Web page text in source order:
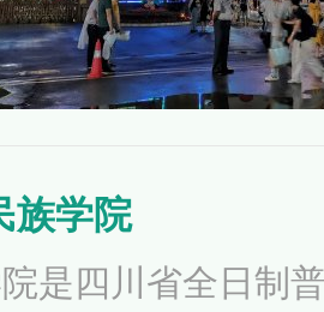
族学院
是四川省全日制